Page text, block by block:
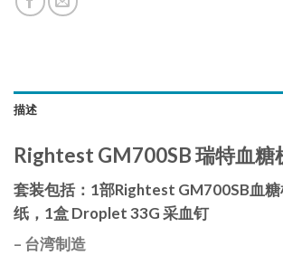
描述
Rightest GM700SB 瑞特血糖
套装包括：1部Rightest GM700SB血
纸，1盒 Droplet 33G 采血钉
– 台湾制造